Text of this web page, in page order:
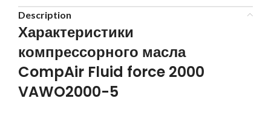
Description
Характеристики
компрессорного масла
CompAir Fluid force 2000
VAWO2000-5